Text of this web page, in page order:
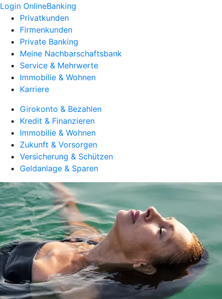
Login OnlineBanking
Privatkunden
Firmenkunden
Private Banking
Meine Nachbarschaftsbank
Service & Mehrwerte
Immobilie & Wohnen
Karriere
Girokonto & Bezahlen
Kredit & Finanzieren
Immobilie & Wohnen
Zukunft & Vorsorgen
Versicherung & Schützen
Geldanlage & Sparen